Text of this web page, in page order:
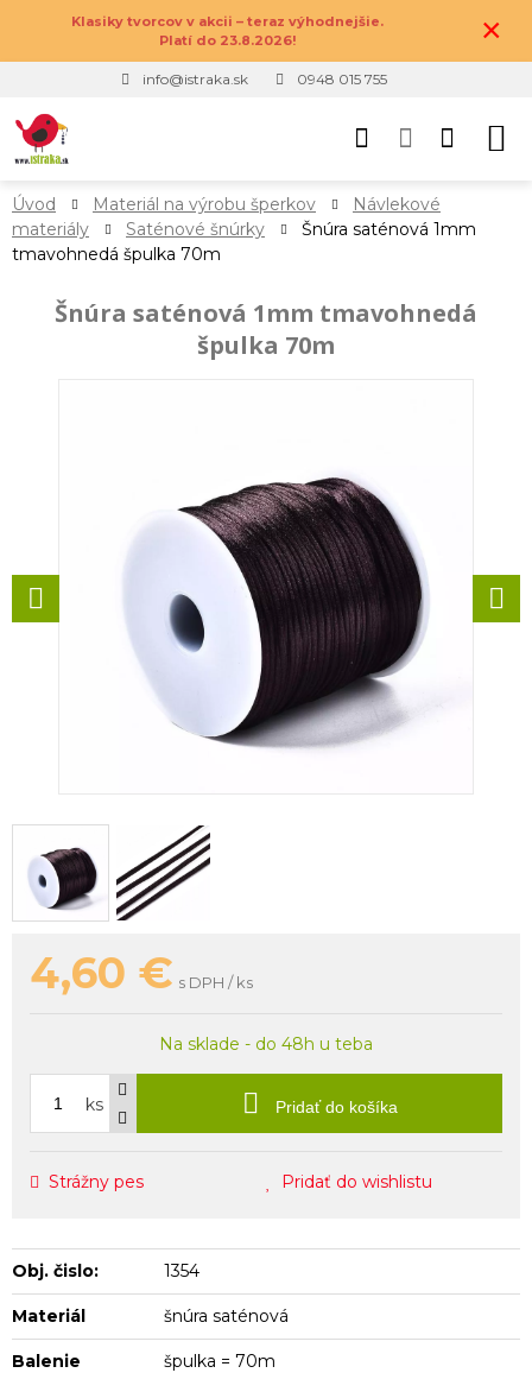
Klasiky tvorcov v akcii – teraz výhodnejšie.
Platí do 23.8.2026!
×
info@istraka.sk 0948 015 755
Úvod Materiál na výrobu šperkov
Návlekové
materiály
Saténové šnúrky
Šnúra saténová 1mm
tmavohnedá špulka 70m
Šnúra saténová 1mm tmavohnedá
špulka 70m
4,60 € s DPH / ks
Na sklade - do 48h u teba
ks Pridať do košíka
Strážny pes Pridať do wishlistu
Obj. čislo: 1354
Materiál šnúra saténová
Balenie špulka = 70m